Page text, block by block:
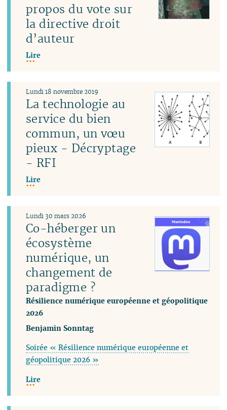
propos du vote sur
la directive droit
d’auteur
Lire
La technologie au
service du bien
commun, un vœu
pieux - Décryptage
- RFI
Lundi 18 novembre 2019
Lire
Co-héberger un
écosystème
numérique, un
changement de
paradigme ?
Résilience numérique européenne et géopolitique
2026
Lundi 30 mars 2026
Benjamin Sonntag
Soirée « Résilience numérique européenne et
géopolitique 2026 »
Lire